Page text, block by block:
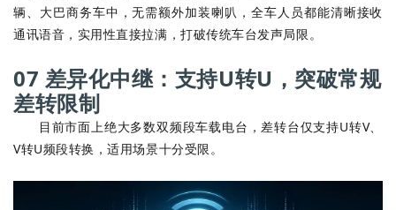
辆、大巴商务车中，无需额外加装喇叭，全车人员都能清晰接收
通讯语音，实用性直接拉满，打破传统车台发声局限。
07 差异化中继：支持U转U，突破常规
差转限制
目前市面上绝大多数双频段车载电台，差转台仅支持U转V、
V转U频段转换，适用场景十分受限。